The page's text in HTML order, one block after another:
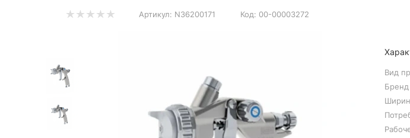
Артикул: N36200171 Код: 00-00003272
Вид
Бренд